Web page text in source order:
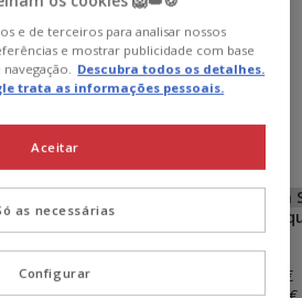
x
24 saquetas x
85 g
38.16€
48
85 g
76.32€
71.74€
e de terceiros para analisar nossos
e mostrar publicidade com base
Descubra todos os detalhes.
trata as informações pessoais.
as necessárias
Aceitar
Configurar